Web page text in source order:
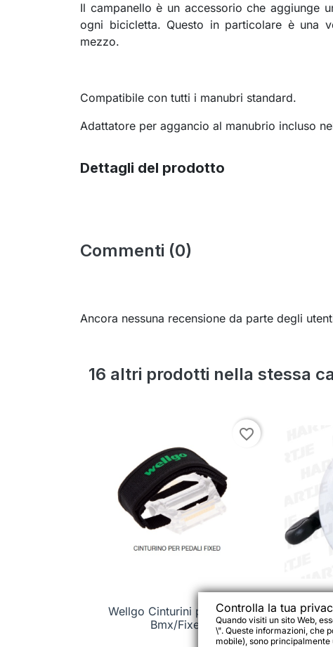
Il campanello è un accessorio che aggiunge
ogni bicicletta. Questo in particolare è una
mezzo.
Compatibile con tutti i manubri standard.
Adattatore per aggancio al manubrio incluso
Dettagli del prodotto
Commenti (0)
Ancora nessuna recensione da parte degli
16 altri prodotti nella stessa
favorite_border
 Anteprima
Wellgo Cinturini per pedali
Bmx/Fixed
Controlla la tua
Quando visiti un sito Web,
\". Queste informazioni, che
mobile), sono